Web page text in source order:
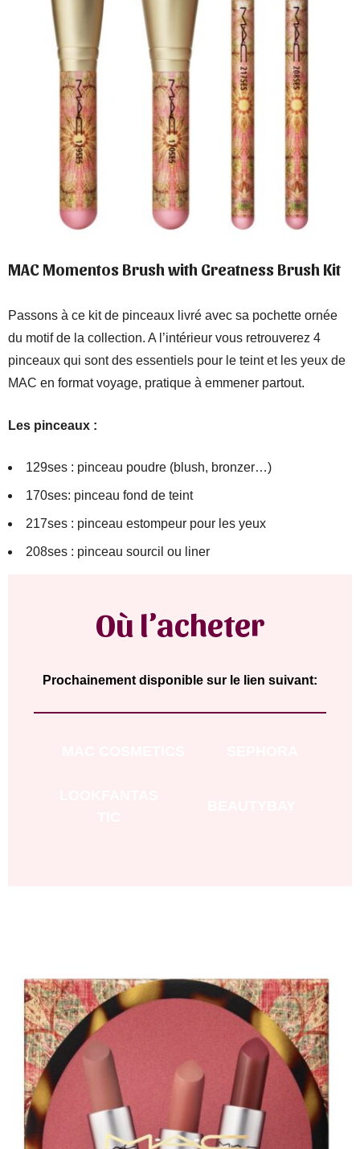
MAC Momentos Brush with Greatness Brush Kit
Passons à ce kit de pinceaux livré avec sa pochette ornée
du motif de la collection. A l’intérieur vous retrouverez 4
pinceaux qui sont des essentiels pour le teint et les yeux de
MAC en format voyage, pratique à emmener partout.
Les pinceaux :
129ses : pinceau poudre (blush, bronzer…)
170ses: pinceau fond de teint
217ses : pinceau estompeur pour les yeux
208ses : pinceau sourcil ou liner
Où l’acheter
Prochainement disponible sur le lien suivant: